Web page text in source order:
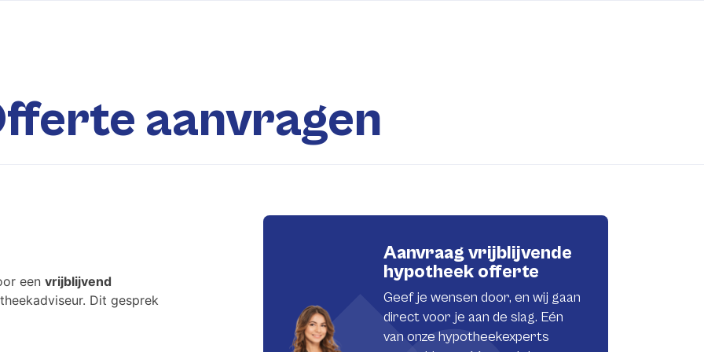
aanvragen
Aanvraag vrijblijvende
hypotheek offerte
Geef je wensen door, en wij gaan
direct voor je aan de slag. Eén
van onze hypotheekexperts